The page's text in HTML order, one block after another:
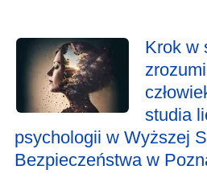
Krok w
studia
psychologii w Wyższej
Bezpieczeństwa w